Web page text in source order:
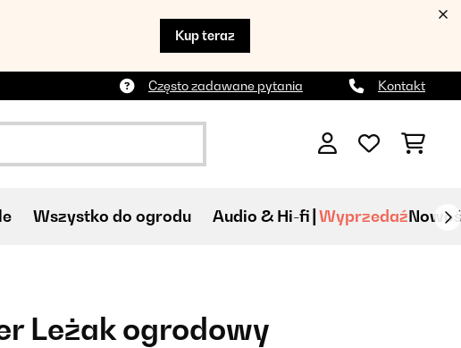
Kup teraz
Często zadawane pytania Kontakt
Wszystko do ogrodu Audio & Hi-fi Wyprzedaź
Leżak ogrodowy